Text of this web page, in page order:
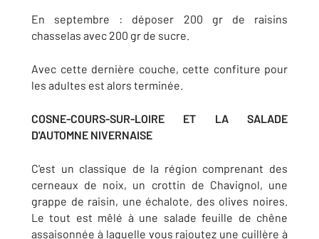
En septembre : déposer 200 gr de raisins
chasselas avec 200 gr de sucre.
Avec cette dernière couche, cette confiture pour
les adultes est alors terminée.
COSNE-COURS-SUR-LOIRE ET LA SALADE
D'AUTOMNE NIVERNAISE
C'est un classique de la région comprenant des
cerneaux de noix, un crottin de Chavignol, une
grappe de raisin, une échalote, des olives noires.
Le tout est mêlé à une salade feuille de chêne
assaisonnée à laquelle vous rajoutez une cuillère à